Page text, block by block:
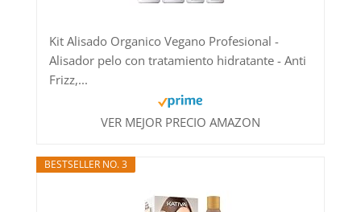
Kit Alisado Organico Vegano Profesional -
Alisador pelo con tratamiento hidratante - Anti
Frizz,...
VER MEJOR PRECIO AMAZON
BESTSELLER NO. 3